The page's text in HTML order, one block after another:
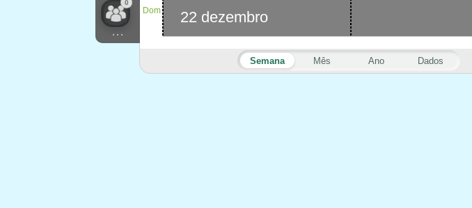
0
...
Semana Mês Ano Dados
Dom 22 dezembro